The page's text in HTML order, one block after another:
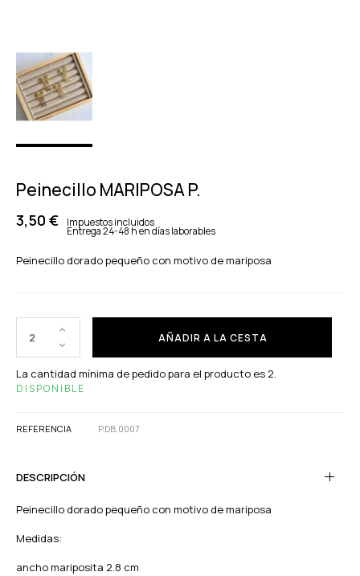
Peinecillo MARIPOSA P.
3,50 € Impuestos incluidos
Entrega 24-48 h en días laborables
Peinecillo dorado pequeño con motivo de mariposa
AÑADIR A LA CESTA
La cantidad mínima de pedido para el producto es 2.
DISPONIBLE
REFERENCIA P.DB.0007
DESCRIPCIÓN
Peinecillo dorado pequeño con motivo de mariposa
Medidas:
ancho mariposita 2.8 cm